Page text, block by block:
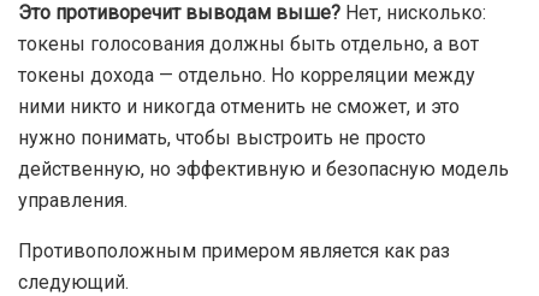
Это противоречит выводам выше? Нет, нисколько:
токены голосования должны быть отдельно, а вот
токены дохода — отдельно. Но корреляции между
ними никто и никогда отменить не сможет, и это
нужно понимать, чтобы выстроить не просто
действенную, но эффективную и безопасную модель
управления.
Противоположным примером является как раз
следующий.